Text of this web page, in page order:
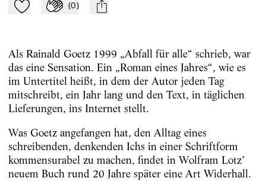
Zu Mein-TdZ hinzufügen
Applaudieren
(0) mail
Als Rainald Goetz 1999 „Abfall für alle“ schrieb, war
das eine Sensation. Ein „Roman eines Jahres“, wie es
im Untertitel heißt, in dem der Autor jeden Tag
mitschreibt, ein Jahr lang und den Text, in täglichen
Lieferungen, ins Internet stellt.
Was Goetz angefangen hat, den Alltag eines
schreibenden, denkenden Ichs in einer Schriftform
kommensurabel zu machen, findet in Wolfram Lotz’
neuem Buch rund 20 Jahre später eine Art Widerhall.